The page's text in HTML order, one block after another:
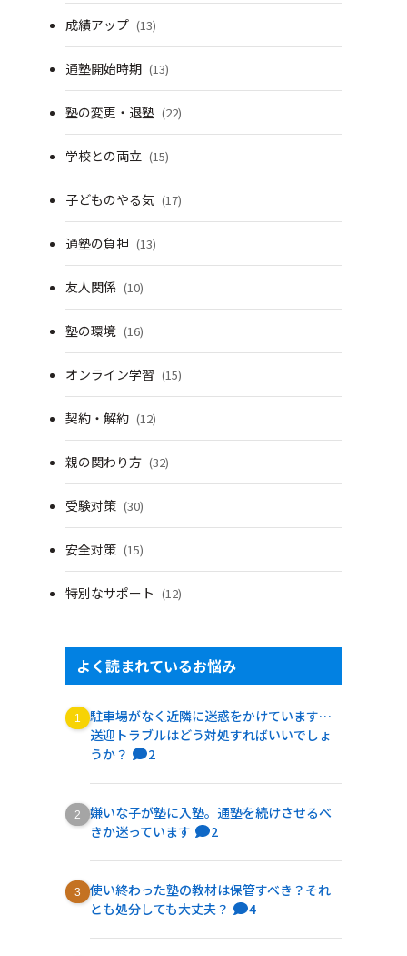
成績アップ (13)
通塾開始時期 (13)
塾の変更・退塾 (22)
学校との両立 (15)
子どものやる気 (17)
通塾の負担 (13)
友人関係 (10)
塾の環境 (16)
オンライン学習 (15)
契約・解約 (12)
親の関わり方 (32)
受験対策 (30)
安全対策 (15)
特別なサポート (12)
よく読まれているお悩み
駐車場がなく近隣に迷惑をかけています…
送迎トラブルはどう対処すればいいでしょ
うか？
2
嫌いな子が塾に入塾。通塾を続けさせるべ
きか迷っています
2
使い終わった塾の教材は保管すべき？それ
とも処分しても大丈夫？
4